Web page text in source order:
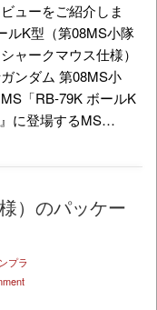
ューをご紹介しま
ルK型（第08MS小隊
ャークマウス仕様）
ンダム 第08MS小
「RB-79K ボールK
に登場するMS…
）のパッケー
プラ